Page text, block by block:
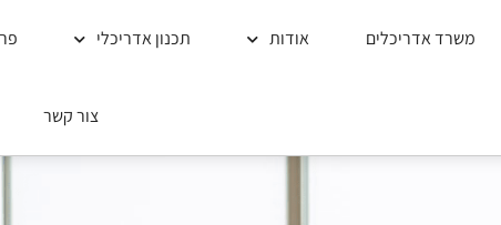
משרד אדריכלים אודות תכנון אדריכלי
צור קשר